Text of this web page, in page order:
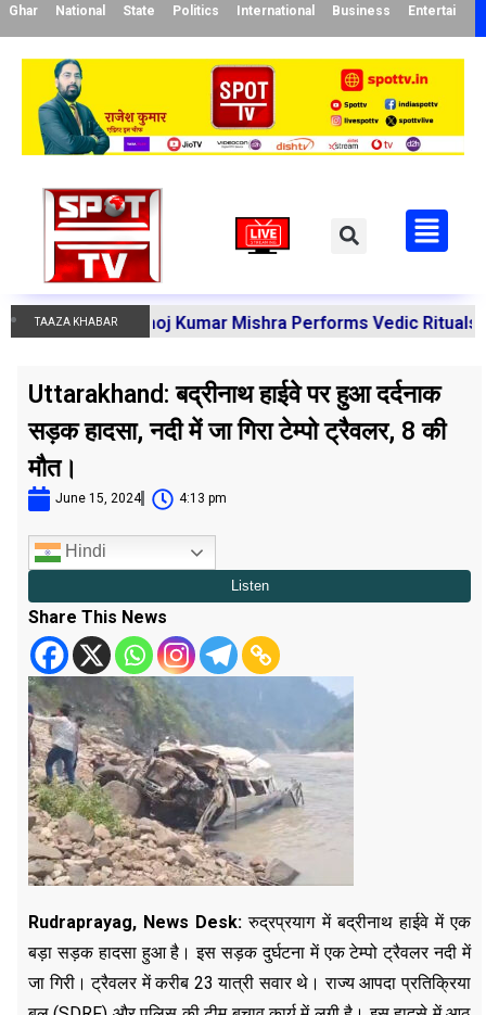
Ghar National State Politics International Business
TAAZA KHABAR
Manoj Kumar Mishra Performs Vedic Rituals for the
Uttarakhand: बद्रीनाथ हाईवे पर हुआ दर्दनाक
सड़क हादसा, नदी में जा गिरा टेम्पो ट्रैवलर, 8 की
मौत।
June 15, 2024 4:13 pm
Hindi
Share This News
Rudraprayag, News Desk: रुद्रप्रयाग में बद्रीनाथ हाईवे में एक
बड़ा सड़क हादसा हुआ है। इस सड़क दुर्घटना में एक टेम्पो ट्रैवलर नदी में
जा गिरी। ट्रैवलर में करीब 23 यात्री सवार थे। राज्य आपदा प्रतिक्रिया